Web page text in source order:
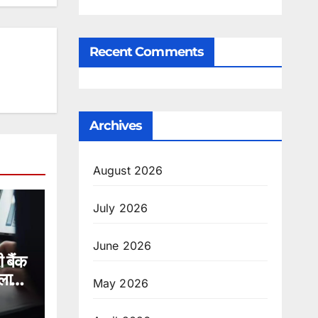
बैंक
छह
Recent Comments
Archives
August 2026
July 2026
June 2026
May 2026